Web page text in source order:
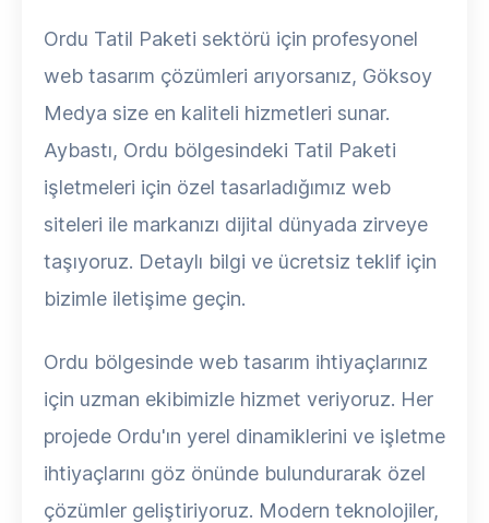
Ordu Tatil Paketi sektörü için profesyonel
web tasarım çözümleri arıyorsanız, Göksoy
Medya size en kaliteli hizmetleri sunar.
Aybastı, Ordu bölgesindeki Tatil Paketi
işletmeleri için özel tasarladığımız web
siteleri ile markanızı dijital dünyada zirveye
taşıyoruz. Detaylı bilgi ve ücretsiz teklif için
bizimle iletişime geçin.
Ordu bölgesinde web tasarım ihtiyaçlarınız
için uzman ekibimizle hizmet veriyoruz. Her
projede Ordu'ın yerel dinamiklerini ve işletme
ihtiyaçlarını göz önünde bulundurarak özel
çözümler geliştiriyoruz. Modern teknolojiler,